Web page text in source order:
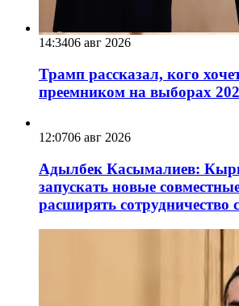
14:3406 авг 2026
Трамп рассказал, кого
преемником на выборах
12:0706 авг 2026
Адылбек Касымалиев:
запускать новые
расширять сотрудничество